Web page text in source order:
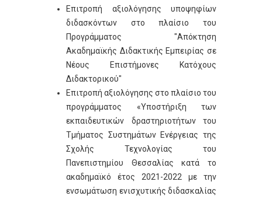
Επιτροπή αξιολόγησης υποψηφίων
διδασκόντων στο πλαίσιο του
Προγράμματος "Απόκτηση
Ακαδημαϊκής Διδακτικής Εμπειρίας σε
Νέους Επιστήμονες Κατόχους
Διδακτορικού"
Επιτροπή αξιολόγησης στο πλαίσιο του
προγράμματος «Υποστήριξη των
εκπαιδευτικών δραστηριοτήτων του
Τμήματος Συστημάτων Ενέργειας της
Σχολής Τεχνολογίας του
Πανεπιστημίου Θεσσαλίας κατά το
ακαδημαϊκό έτος 2021-2022 με την
ενσωμάτωση ενισχυτικής διδασκαλίας